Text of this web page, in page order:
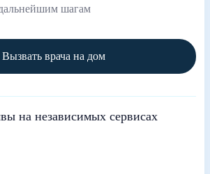
шагам
Вызвать врача на дом
на независимых сервисах